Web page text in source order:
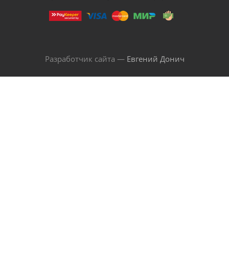
Разработчик сайта — Евгений Донич